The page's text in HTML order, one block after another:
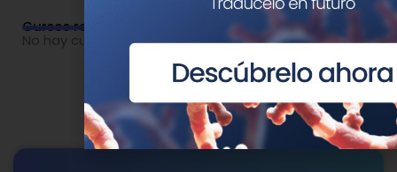
Cursos relacionados
No hay cursos relacionados o imágenes disponibles.